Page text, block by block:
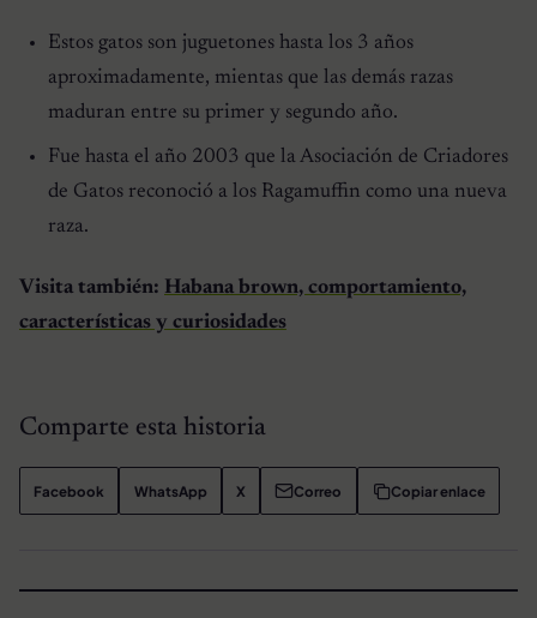
Estos gatos son juguetones hasta los 3 años
aproximadamente, mientas que las demás razas
maduran entre su primer y segundo año.
Fue hasta el año 2003 que la Asociación de Criadores
de Gatos reconoció a los Ragamuffin como una nueva
raza.
Visita también: Habana brown, comportamiento,
características y curiosidades
Comparte esta historia
Facebook WhatsApp X Correo Copiar enlace